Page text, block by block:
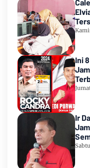
Ini
Ir